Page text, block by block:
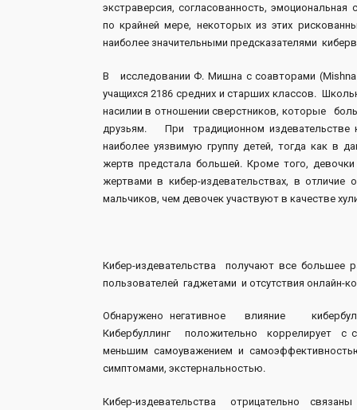
экстраверсия, согласованность,
по крайней мере, некоторых из этих
наиболее значительными предсказателями
В исследовании Ф. Мишна с соавторами (Mishna
учащихся 2186 средних и старших классов.
насилии в отношении сверстников, которые
друзьям. При традиционном издевательстве
наиболее уязвимую группу детей, тогда как в
жертв предстала большей. Кроме того,
жертвами в кибер-издевательствах, в
мальчиков, чем девочек участвуют в качестве
Кибер-издевательства получают все большее
пользователей гаджетами и отсутствия онлайн-
Обнаружено негативное влияние
Кибербуллинг положительно коррелирует с
меньшим самоуважением и
симптомами, экстернальностью.
Кибер-издевательства отрицательно